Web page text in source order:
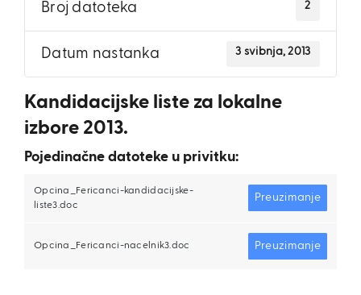
Broj datoteka 2
Datum nastanka 3 svibnja, 2013
Kandidacijske liste za lokalne
izbore 2013.
Pojedinačne datoteke u privitku:
Opcina_Fericanci-kandidacijske-
liste3.doc
Preuzimanje
Opcina_Fericanci-nacelnik3.doc Preuzimanje